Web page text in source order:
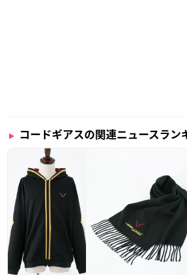
コードギアスの関連ニュースラン